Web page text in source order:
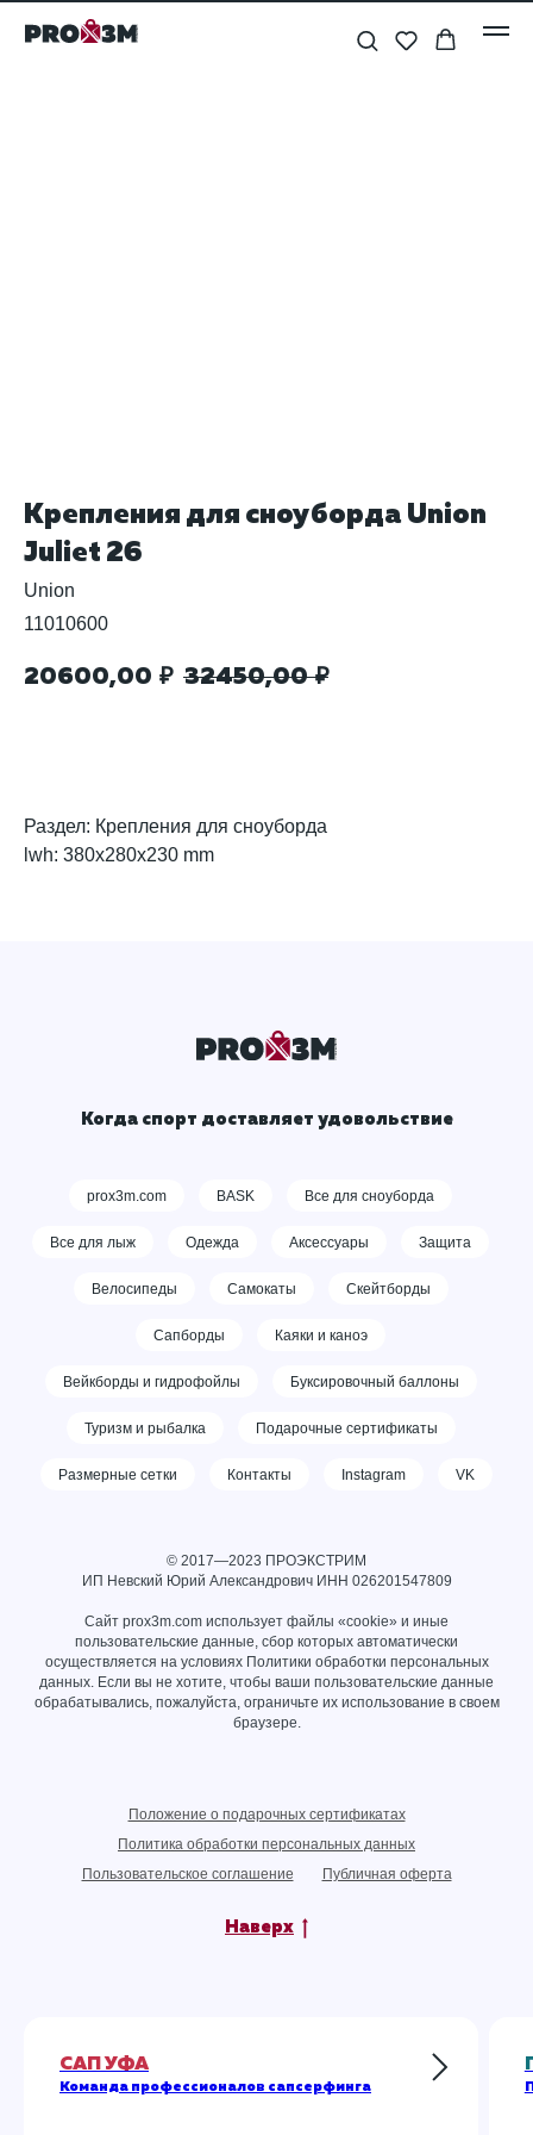
Крепления для сноуборда Union
Juliet 26
Union
11010600
20600,00 ₽ 32450,00 ₽
Раздел: Крепления для сноуборда
lwh: 380x280x230 mm
Когда спорт доставляет удовольствие
prox3m.com BASK Все для сноуборда
Все для лыж Одежда Аксессуары Защита
Велосипеды Самокаты Скейтборды
Сапборды Каяки и каноэ
Вейкборды и гидрофойлы Буксировочный баллоны
Туризм и рыбалка Подарочные сертификаты
Размерные сетки Контакты Instagram VK
© 2017—2023 ПРОЭКСТРИМ
ИП Невский Юрий Александрович ИНН 026201547809
Сайт prox3m.com использует файлы «cookie» и иные
пользовательские данные, сбор которых автоматически
осуществляется на условиях Политики обработки персональных
данных. Если вы не хотите, чтобы ваши пользовательские данные
обрабатывались, пожалуйста, ограничьте их использование в своем
браузере.
Положение о подарочных сертификатах
Политика обработки персональных данных
Пользовательское соглашение
Публичная оферта
Наверх
САП УФА
Команда профессионалов сапсерфинга